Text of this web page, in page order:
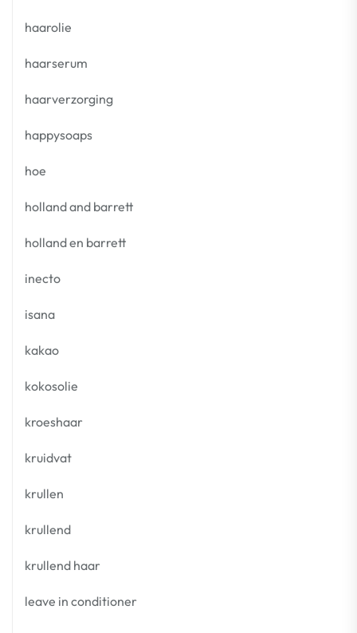
haarolie
haarserum
haarverzorging
happysoaps
hoe
holland and barrett
holland en barrett
inecto
isana
kakao
kokosolie
kroeshaar
kruidvat
krullen
krullend
krullend haar
leave in conditioner